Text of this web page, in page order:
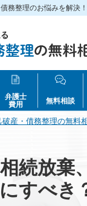
務整理のお悩みを解決
弁護士
費用
無料相談
産・債務整理の無料
続放棄
すべき